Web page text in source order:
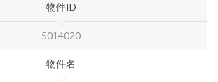
物件ID
5014020
物件名